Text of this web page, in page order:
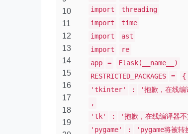
10
11
12
13
14
15
16
17
18
19
import
threading
import
time
import
ast
import
re
app
=
Flask(__name__)
RESTRICTED_PACKAGES
=
{
'tkinter'
:
'抱歉，在线
,
'tk'
: '抱歉，在线编译器
'pygame'
: 'pygame将被转